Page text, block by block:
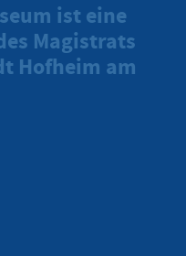
ist eine
Magistrats
Hofheim am